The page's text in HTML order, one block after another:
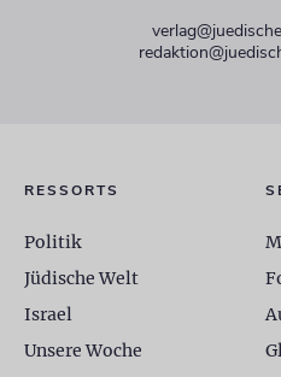
RESSORTS
Politik
Jüdische Welt
Israel
Unsere Woche